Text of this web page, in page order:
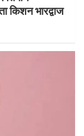
किशन भारद्वाज